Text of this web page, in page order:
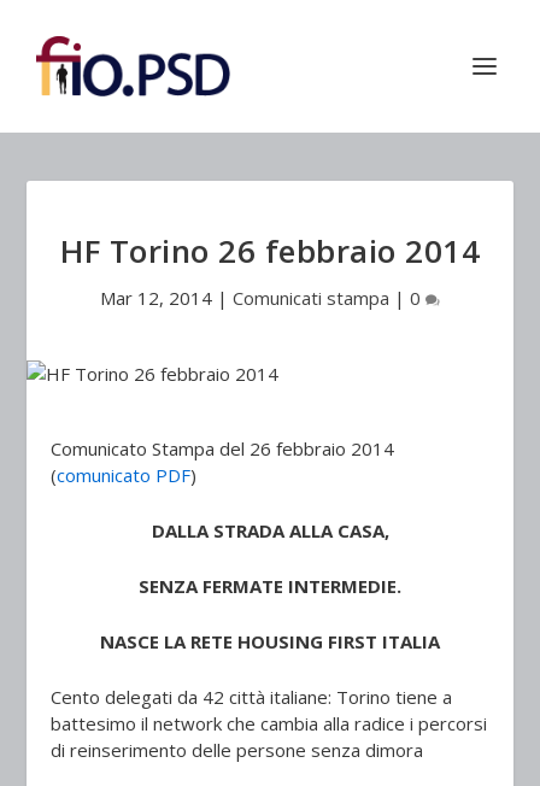
HF Torino 26 febbraio 2014
Mar 12, 2014 | Comunicati stampa | 0
Comunicato Stampa del 26 febbraio 2014
(comunicato PDF)
DALLA STRADA ALLA CASA,
SENZA FERMATE INTERMEDIE.
NASCE LA RETE HOUSING FIRST ITALIA
Cento delegati da 42 città italiane: Torino tiene a
battesimo il network che cambia alla radice i percorsi
di reinserimento delle persone senza dimora